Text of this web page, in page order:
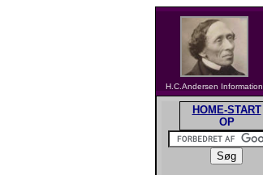
H.C.Andersen Information
HOME-START
OP